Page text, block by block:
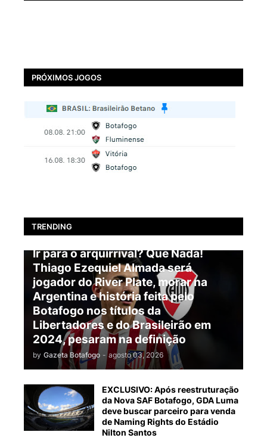
PRÓXIMOS JOGOS
TRENDING
BOTAFOGO
Ir para o arquirrival? Que Nada!
Thiago Ezequiel Almada será
jogador do River Plate, morar na
Argentina e história feita pelo
Botafogo nos títulos da
Libertadores e do Brasileirão em
2024, pesaram na definição
by Gazeta Botafogo - agosto 03, 2026
EXCLUSIVO: Após reestruturação
da Nova SAF Botafogo, GDA Luma
deve buscar parceiro para venda
de Naming Rights do Estádio
Nilton Santos